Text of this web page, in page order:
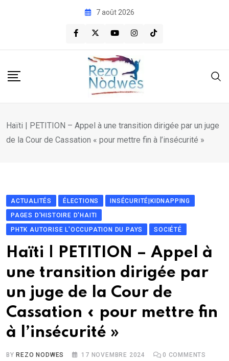
7 août 2026
Haïti | PETITION – Appel à une transition dirigée par un juge
de la Cour de Cassation « pour mettre fin à l’insécurité »
ACTUALITÉS ÉLECTIONS
INSÉCURITÉ|KIDNAPPING
PAGES D'HISTOIRE D'HAITI
PHTK AUTORISE L'OCCUPATION DU PAYS
SOCIÉTÉ
Haïti | PETITION – Appel à
une transition dirigée par
un juge de la Cour de
Cassation « pour mettre fin
à l’insécurité »
BY REZO NODWES 17 NOVEMBRE 2024 0 COMMENTS